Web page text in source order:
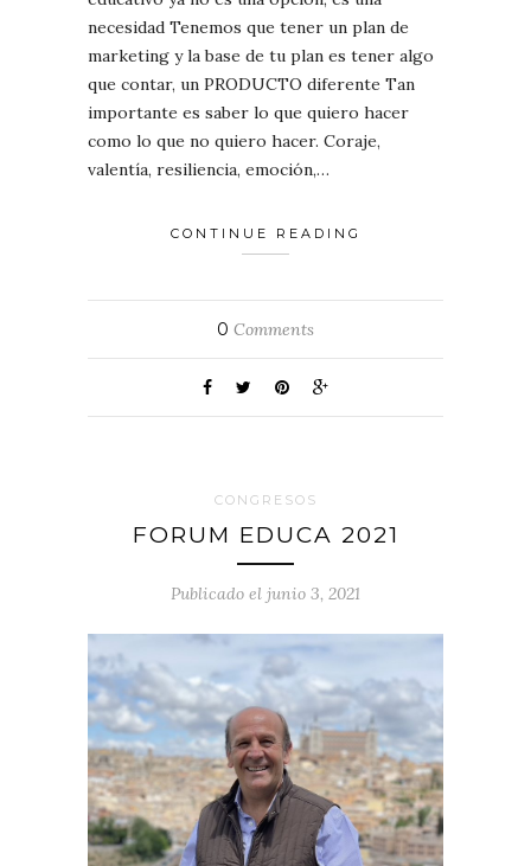
necesidad Tenemos que tener un plan de
marketing y la base de tu plan es tener algo
que contar, un PRODUCTO diferente Tan
importante es saber lo que quiero hacer
como lo que no quiero hacer. Coraje,
valentía, resiliencia, emoción,…
CONTINUE READING
0 Comments
CONGRESOS
FORUM EDUCA 2021
Publicado el junio 3, 2021